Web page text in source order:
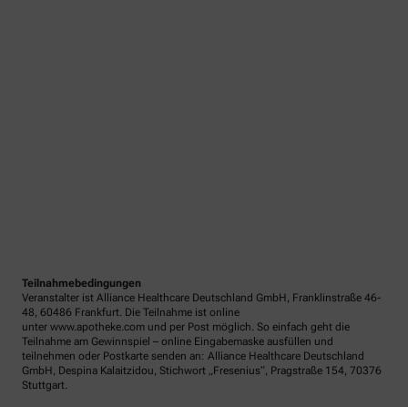
Teilnahmebedingungen
Veranstalter ist Alliance Healthcare Deutschland GmbH, Franklinstraße 46-
48, 60486 Frankfurt. Die Teilnahme ist online
unter www.apotheke.com und per Post möglich. So einfach geht die
Teilnahme am Gewinnspiel – online Eingabemaske ausfüllen und
teilnehmen oder Postkarte senden an: Alliance Healthcare Deutschland
GmbH, Despina Kalaitzidou, Stichwort „Fresenius“, Pragstraße 154, 70376
Stuttgart.